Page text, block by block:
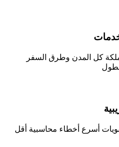
كل المدن وطرق السفر
أسرع أخطاء محاسبية أقل